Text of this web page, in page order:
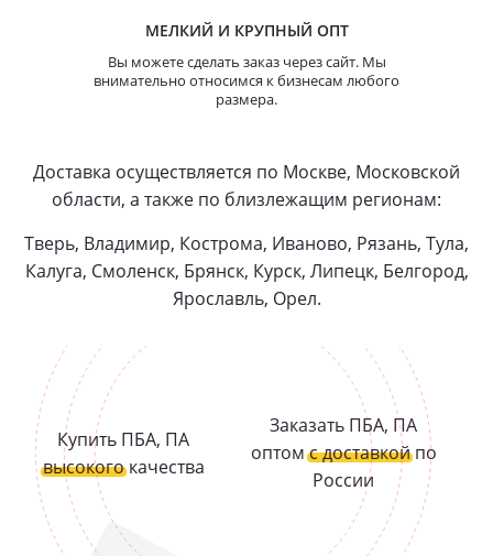
МЕЛКИЙ И КРУПНЫЙ ОПТ
Вы можете сделать заказ через сайт. Мы
внимательно относимся к бизнесам любого
размера.
Доставка осуществляется по Москве, Московской
области, а также по близлежащим регионам:
Тверь, Владимир, Кострома, Иваново, Рязань, Тула,
Калуга, Смоленск, Брянск, Курск, Липецк, Белгород,
Ярославль, Орел.
Купить ПБА, ПА
высокогокачества
Заказать ПБА, ПА
оптомс доставкойпо
России